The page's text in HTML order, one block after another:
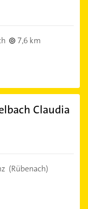
7,6 km
Claudia
(Rübenach)